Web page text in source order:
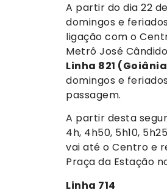
A partir do dia 22
domingos e
ligação com o
Metrô José
Linha 821
domingos e
passagem.
A partir desta
4h, 4h50, 5h10,
vai até o Centro e
Praça da Estação
Linha 714